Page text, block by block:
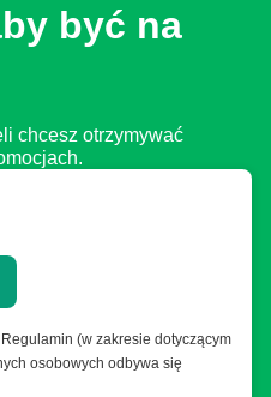
być na
chcesz otrzymywać
(w zakresie dotyczącym
osobowych odbywa się